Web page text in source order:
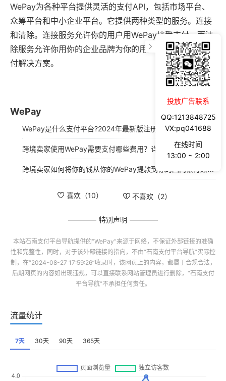
WePay为各种平台提供灵活的支付API，包括市场平台、
众筹平台和中小企业平台。它提供两种类型的服务。连接
和清除。连接服务允许你的用户用WePay接受支付，而清
除服务允许你用你的企业品牌为你的用户提供你自己的支
付解决方案。
WePay
WePay是什么支付平台?2024年最新版注册使用指南
喜欢（10） 不喜欢（2）
特别声明
本站石南支付平台导航提供的“WePay”来源于网络，不保证外部链接的准确
性和完整性，同时，对于该外部链接的指向，不由“石南支付平台导航”实际控
制，在“2024-08-27 17:59:26”收录时，该网页上的内容，都属于合规合法，
后期网页的内容如出现违规，可以直接联系网站管理员进行删除，“石南支付
平台导航”不承担任何责任。
流量统计
7天 30天 90天 365天
投放广告联系
QQ:1213848725
VX:pq041688
在线时间
13:00 ~ 2:00